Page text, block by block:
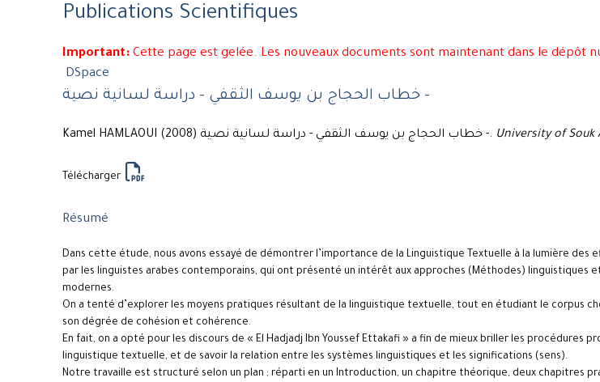
Publications Scientifiques
Important: Cette page est gelée. Les nouveaux documents sont maintenant dans le dépôt
DSpace
خطاب الحجاج بن يوسف الثقفي - دراسة لسانية نصية -
Kamel HAMLAOUI (2008) خطاب الحجاج بن يوسف الثقفي - دراسة لسانية نصية -. University of Souk
Télécharger
Résumé
Dans cette étude, nous avons essayé de démontrer l’importance de la Linguistique Textuelle à la lumière des
par les linguistes arabes contemporains, qui ont présenté un intérêt aux approches (Méthodes) linguistiques
modernes.
On a tenté d’explorer les moyens pratiques résultant de la linguistique textuelle, tout en étudiant le corpus
son dégrée de cohésion et cohérence.
En fait, on a opté pour les discours de « El Hadjadj Ibn Youssef Ettakafi » a fin de mieux briller les procédures
linguistique textuelle, et de savoir la relation entre les systèmes linguistiques et les significations (sens).
Notre travaille est structuré selon un plan ; réparti en un Introduction, un chapitre théorique, deux chapitres